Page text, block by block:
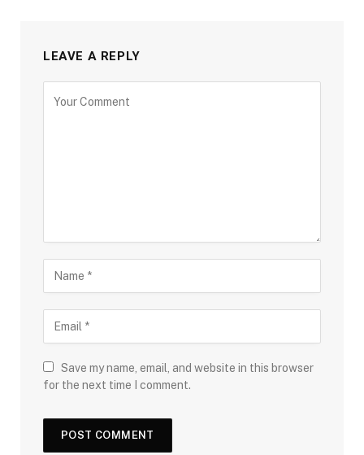
LEAVE A REPLY
Save my name, email, and website in this browser
for the next time I comment.